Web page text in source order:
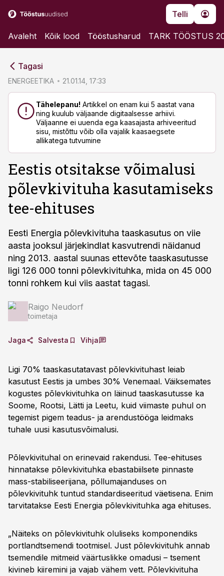
Telli
Avaleht Kõik lood Tööstusharud TARK TÖÖSTUS
Tagasi
ENERGEETIKA 21.01.14, 17:33
Tähelepanu! Artikkel on enam kui 5 aastat vana
ning kuulub väljaande digitaalsesse arhiivi.
Väljaanne ei uuenda ega kaasajasta arhiveeritud
sisu, mistõttu võib olla vajalik kaasaegsete
allikatega tutvumine
Eestis otsitakse võimalusi
põlevkivituha kasutamiseks
tee-ehituses
Eesti Energia põlevkivituha taaskasutus on viie
aasta jooksul järjekindlat kasvutrendi näidanud
ning 2013. aastal suunas ettevõte taaskasutusse
ligi 126 000 tonni põlevkivituhka, mida on 45 000
tonni rohkem kui viis aastat tagasi.
Raigo Neudorf
toimetaja
Jaga Salvesta Vihja
Ligi 70% taaskasutatavast põlevkivituhast leiab
kasutust Eestis ja umbes 30% Venemaal. Väiksemates
kogustes põlevkivituhka on läinud taaskasutusse ka
Soome, Rootsi, Lätti ja Leetu, kuid viimaste puhul on
tegemist pigem teadus- ja arendustööga leidmaks
tuhale uusi kasutusvõimalusi.
Põlevkivituhal on erinevaid rakendusi. Tee-ehituses
hinnatakse põlevkivituhka ebastabiilsete pinnaste
mass-stabiliseerijana, põllumajanduses on
põlevkivituhk tuntud standardiseeritud väetisena. Enim
tarvitatakse Eesti Energia põlevkivituhka aga ehituses.
„Näiteks on põlevkivituhk oluliseks komponendiks
portlandtsemendi tootmisel. Just põlevkivituhk annab
tsemendile mitmeid väärtuslikke omadusi – tsement
kivineb kiiremini ja vajab vähem vett. Põlevkivituha